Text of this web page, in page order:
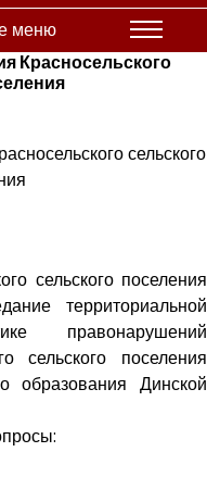
меню
Красносельского
сельского
сельского поселения
территориальной
правонарушений
сельского поселения
образования Динской